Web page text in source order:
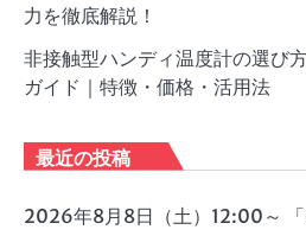
力を徹底解説！
非接触型ハンディ温度計の選び
ガイド｜特徴・価格・活用法
最近の投稿
2026年8月8日（土）12:00～